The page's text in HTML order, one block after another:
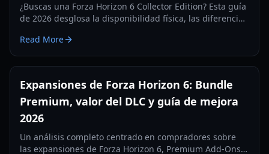
¿Buscas una Forza Horizon 6 Collector Edition? Esta guía
de 2026 desglosa la disponibilidad física, las diferencias
compra inteligentes.
Read More
Expansiones de Forza Horizon 6: Bundle
Premium, valor del DLC y guía de mejora
2026
Un análisis completo centrado en compradores sobre
las expansiones de Forza Horizon 6, Premium Add-Ons,